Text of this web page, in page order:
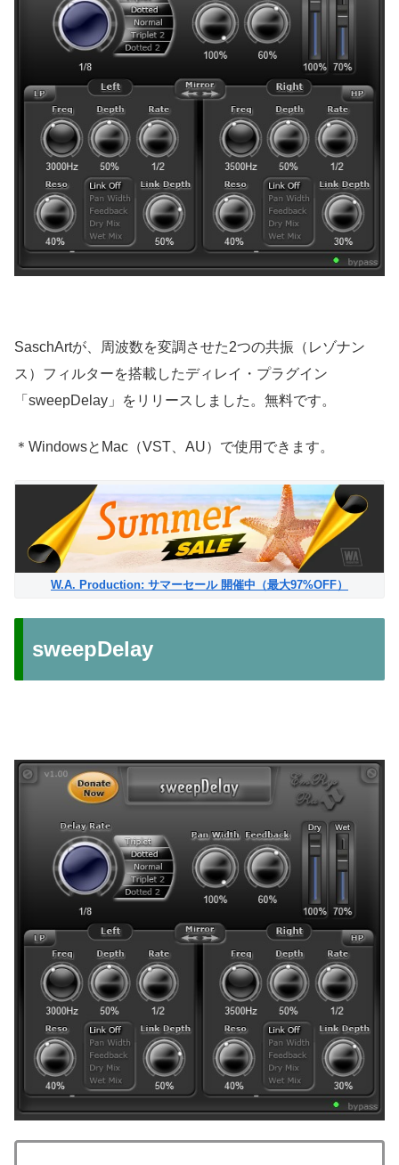
SaschArtが、周波数を変調させた2つの共振（レゾナン
ス）フィルターを搭載したディレイ・プラグイン
「sweepDelay」をリリースしました。無料です。
＊WindowsとMac（VST、AU）で使用できます。
W.A. Production: サマーセール 開催中（最大97%OFF）
sweepDelay